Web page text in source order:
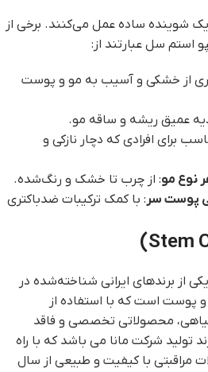
شوینده ساده عمل می‌کنند. برخی از
استم سل عبارتند از:
از خشکی و آسیب به مو و پوست
عمیق ریشه و ساقه مو.
برای افرادی که دچار نازکی و
نوع مو: از چرب تا خشک و رنگ‌شده.
پوست سر: با کمک ترکیبات ضدباکتری
یکی از برندهای ایرانی شناخته‌شده در
پوست است که با استفاده از
محصولاتی تخصصی و فاقد
تولید شرکت مانا می باشد که با راه
مراقبتی با کیفیت و طبیعی از سال